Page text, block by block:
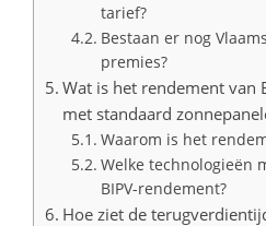
tarief?
Bestaan er nog
premies?
Wat is het rendement van
met standaard
Waarom is het
Welke technologieën
BIPV-rendement?
Hoe ziet de